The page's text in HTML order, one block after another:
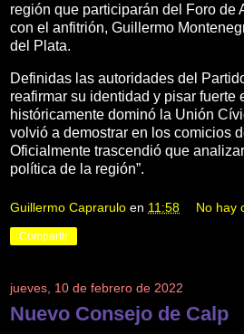
región que participarán del Foro de
con el anfitrión, Guillermo
del Plata.
Definidas las autoridades del
reafirmar su identidad y pisar fuerte
históricamente dominó la Unión
volvió a demostrar en los comicios
Oficialmente trascendió que
política de la región”.
Guillermo Caprarulo en 11:58 No hay
Compartir
jueves, 10 de febrero de 2022
Nuevo Consejo de Calp